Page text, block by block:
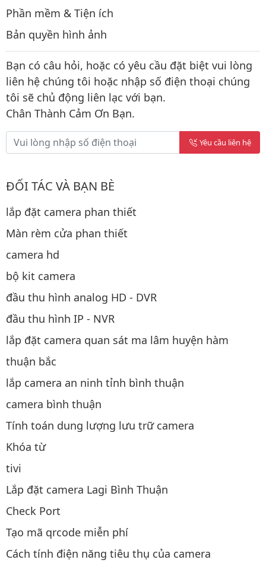
Phần mềm & Tiện ích
Bản quyền hình ảnh
Bạn có câu hỏi, hoặc có yêu cầu đặt biệt vui lòng
liên hệ chúng tôi hoặc nhập số điện thoại chúng
tôi sẽ chủ động liên lạc với bạn.
Chân Thành Cảm Ơn Bạn.
Yêu cầu liên hệ
ĐỐI TÁC VÀ BẠN BÈ
lắp đặt camera phan thiết
Màn rèm cửa phan thiết
camera hd
bộ kit camera
đầu thu hình analog HD - DVR
đầu thu hình IP - NVR
lắp đặt camera quan sát ma lâm huyện hàm
thuận bắc
lắp camera an ninh tỉnh bình thuận
camera bình thuận
Tính toán dung lượng lưu trữ camera
Khóa từ
tivi
Lắp đặt camera Lagi Bình Thuận
Check Port
Tạo mã qrcode miễn phí
Cách tính điện năng tiêu thụ của camera